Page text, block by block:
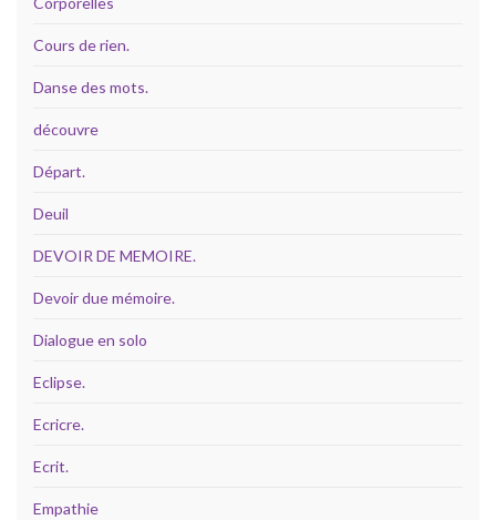
Cours de rien.
Danse des mots.
découvre
Départ.
Deuil
DEVOIR DE MEMOIRE.
Devoir due mémoire.
Dialogue en solo
Eclipse.
Ecricre.
Ecrit.
Empathie